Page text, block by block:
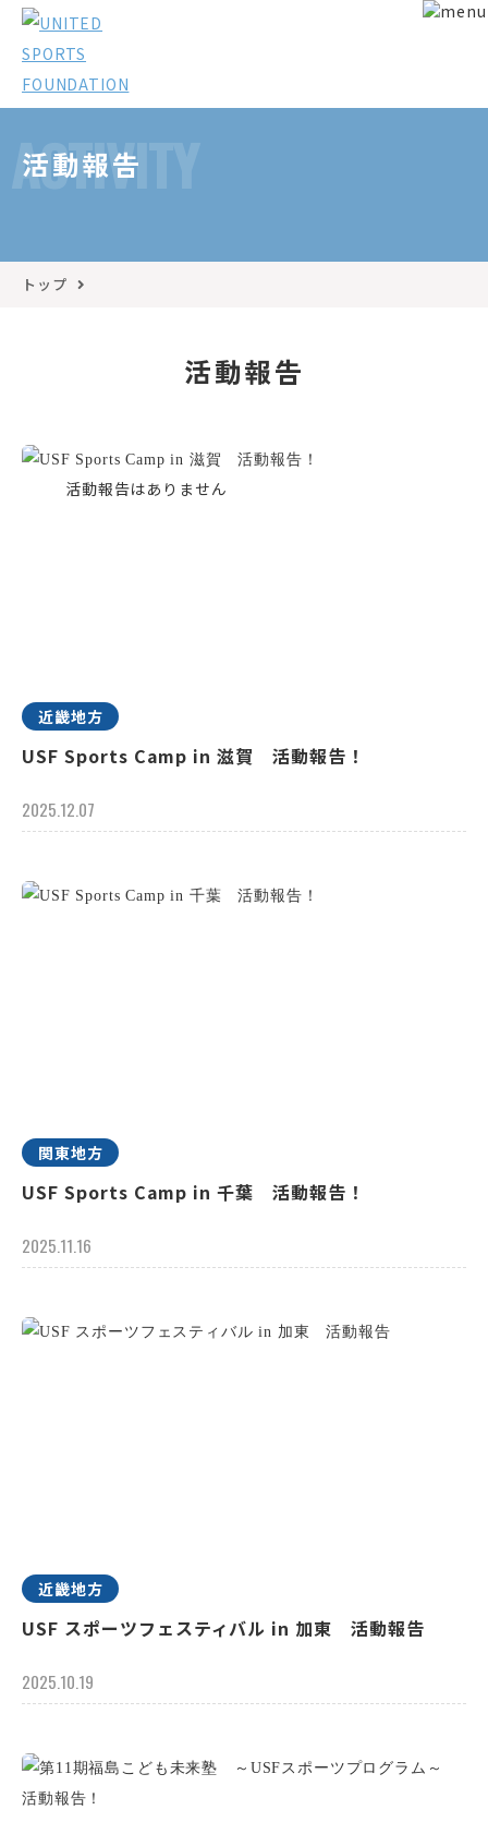
ACTIVITY
活動報告
トップ
活動報告
近畿地方
USF Sports Camp in 滋賀 活動報告！
2025.12.07
関東地方
USF Sports Camp in 千葉 活動報告！
2025.11.16
近畿地方
USF スポーツフェスティバル in 加東 活動報告
2025.10.19